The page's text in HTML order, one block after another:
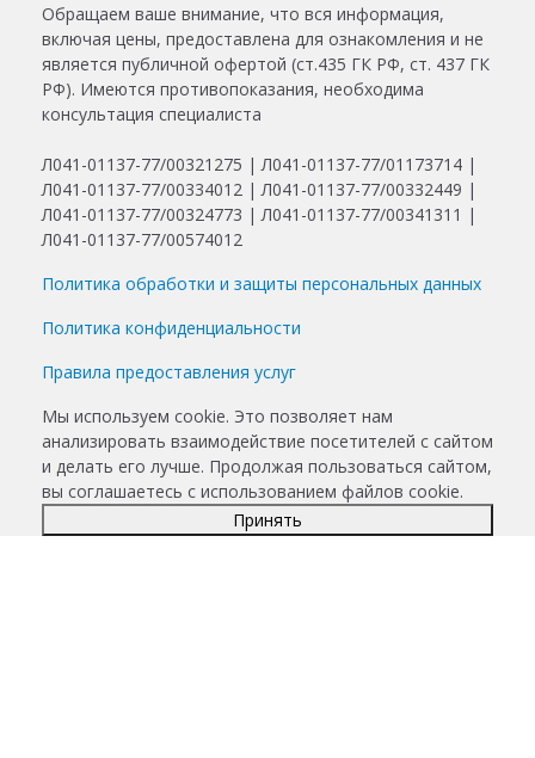
Обращаем ваше внимание, что вся информация,
включая цены, предоставлена для ознакомления и не
является публичной офертой (ст.435 ГК РФ, ст. 437 ГК
РФ). Имеются противопоказания, необходима
консультация специалиста
Л041-01137-77/00321275 | Л041-01137-77/01173714 |
Л041-01137-77/00334012 | Л041-01137-77/00332449 |
Л041-01137-77/00324773 | Л041-01137-77/00341311 |
Л041-01137-77/00574012
Политика обработки и защиты персональных данных
Политика конфиденциальности
Правила предоставления услуг
Мы используем cookie. Это позволяет нам
анализировать взаимодействие посетителей с сайтом
и делать его лучше. Продолжая пользоваться сайтом,
вы соглашаетесь с использованием файлов cookie.
Принять